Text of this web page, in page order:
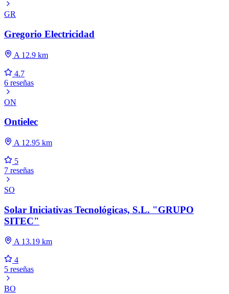
GR
Gregorio Electricidad
A 12.9 km
4.7
6 reseñas
ON
Ontielec
A 12.95 km
5
7 reseñas
SO
Solar Iniciativas Tecnológicas, S.L. "GRUPO
SITEC"
A 13.19 km
4
5 reseñas
BO